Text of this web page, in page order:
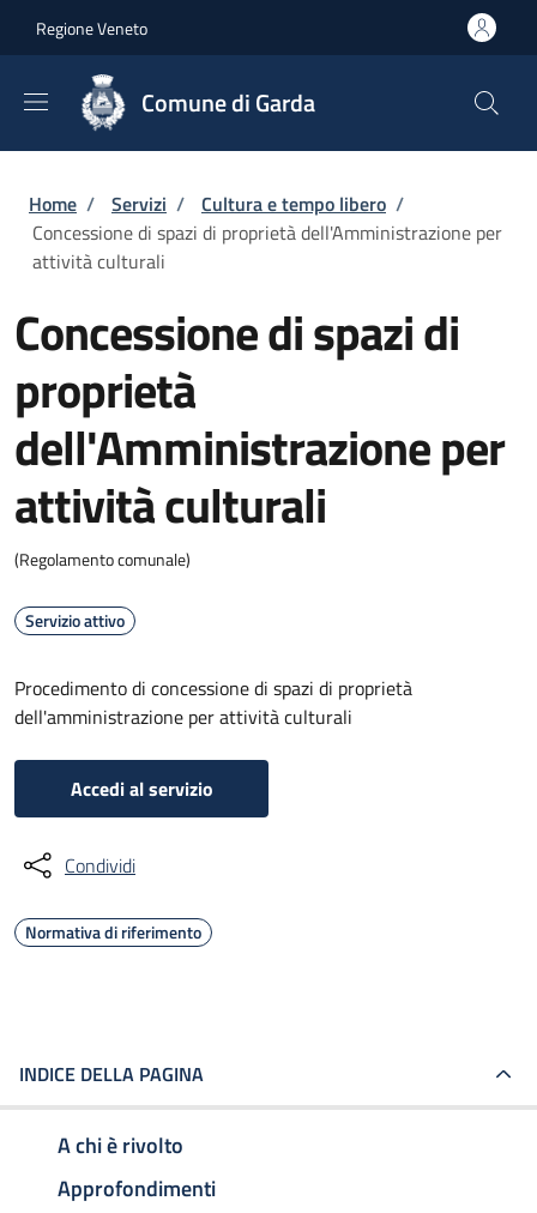
Regione Veneto
Comune di Garda
Briciole di pane
Home / Servizi / Cultura e tempo libero /
Concessione di spazi di proprietà dell'Amministrazione per
attività culturali
Concessione di spazi di
proprietà
dell'Amministrazione per
attività culturali
(Regolamento comunale)
Servizio attivo
Procedimento di concessione di spazi di proprietà
dell'amministrazione per attività culturali
Accedi al servizio
Condividi
Normativa di riferimento
INDICE DELLA PAGINA
A chi è rivolto
Approfondimenti